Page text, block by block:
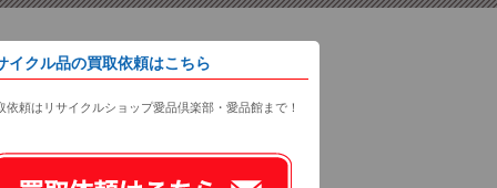
イクル品の買取依頼はこちら
依頼はリサイクルショップ愛品倶楽部・愛品館まで！